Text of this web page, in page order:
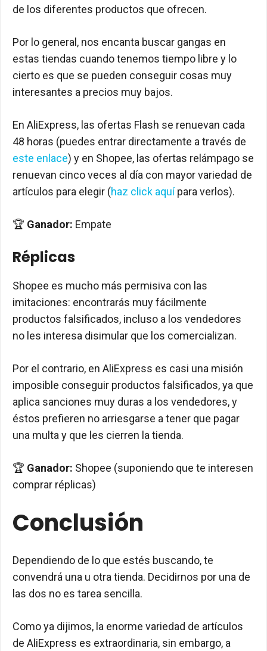
de los diferentes productos que ofrecen.
Por lo general, nos encanta buscar gangas en
estas tiendas cuando tenemos tiempo libre y lo
cierto es que se pueden conseguir cosas muy
interesantes a precios muy bajos.
En AliExpress, las ofertas Flash se renuevan cada
48 horas (puedes entrar directamente a través de
este enlace) y en Shopee, las ofertas relámpago se
renuevan cinco veces al día con mayor variedad de
artículos para elegir (haz click aquípara verlos).
🏆 Ganador: Empate
Réplicas
Shopee es mucho más permisiva con las
imitaciones: encontrarás muy fácilmente
productos falsificados, incluso a los vendedores
no les interesa disimular que los comercializan.
Por el contrario, en AliExpress es casi una misión
imposible conseguir productos falsificados, ya que
aplica sanciones muy duras a los vendedores, y
éstos prefieren no arriesgarse a tener que pagar
una multa y que les cierren la tienda.
🏆 Ganador: Shopee (suponiendo que te interesen
comprar réplicas)
Conclusión
Dependiendo de lo que estés buscando, te
convendrá una u otra tienda. Decidirnos por una de
las dos no es tarea sencilla.
Como ya dijimos, la enorme variedad de artículos
de AliExpress es extraordinaria, sin embargo, a